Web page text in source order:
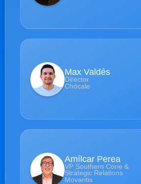
Max Valdés
Director
Chócale
Amílcar Perea
VP Southern Cone &
Strategic Relations
Movantis